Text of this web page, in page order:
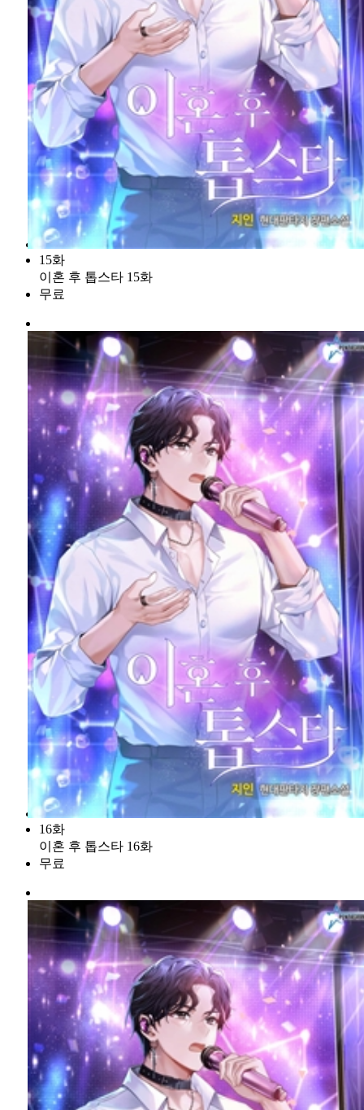
15화
이혼 후 톱스타 15화
무료
16화
이혼 후 톱스타 16화
무료